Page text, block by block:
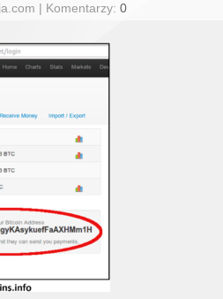
| Komentarzy: 0